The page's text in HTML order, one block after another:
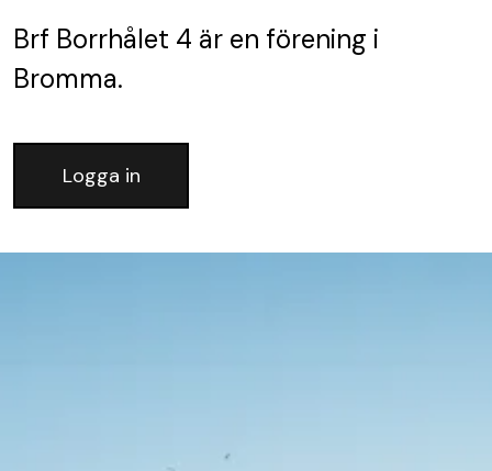
Brf Borrhålet 4 är en förening i
Bromma.
Logga in